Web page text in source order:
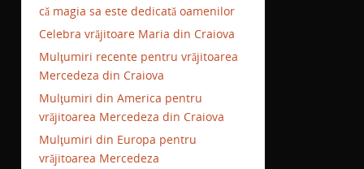
că magia sa este dedicată oamenilor
Celebra vrăjitoare Maria din Craiova
Mulţumiri recente pentru vrăjitoarea
Mercedeza din Craiova
Mulţumiri din America pentru
vrăjitoarea Mercedeza din Craiova
Mulţumiri din Europa pentru
vrăjitoarea Mercedeza